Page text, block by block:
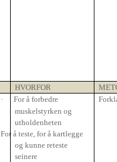
HVORFOR
·
For å forbedre
muskelstyrken og
utholdenheten
For å teste, for å kartlegge
og kunne reteste
seinere